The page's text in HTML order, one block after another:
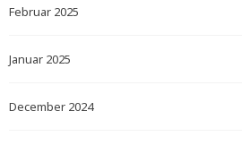
Februar 2025
Januar 2025
December 2024